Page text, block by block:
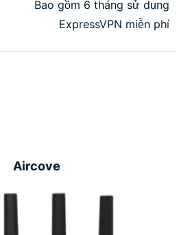
Bao gồm 6 tháng sử dụng
ExpressVPN miễn phí
Aircove